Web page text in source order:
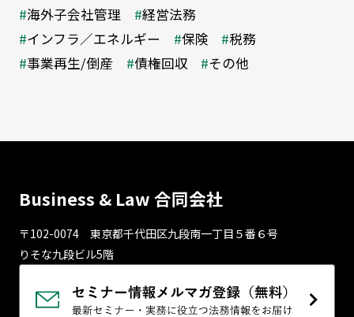
海外子会社管理
経営法務
インフラ／エネルギー
保険
税務
事業再生/倒産
債権回収 その他
Business & Law 合同会社
〒102-0074 東京都千代⽥区九段南⼀丁⽬５番６号
りそな九段ビル5階